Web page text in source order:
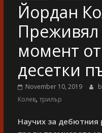
Йордан
Преживял
момент
десетки
November 10, 2019
Колев, трилър
Научих за